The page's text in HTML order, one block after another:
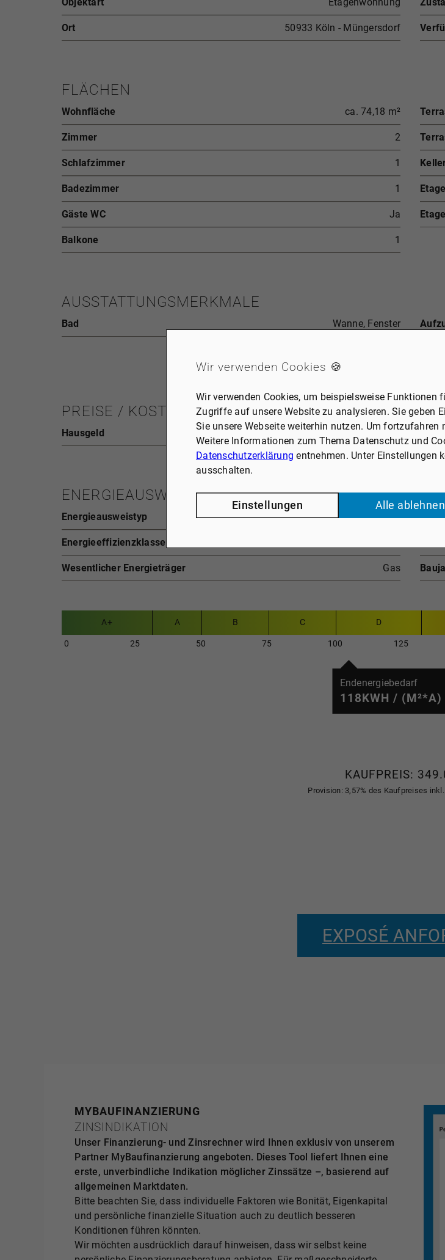
Ort 50933 Köln - Müngersdorf
FLÄCHEN
Wohnfläche ca. 74,18 m²
Zimmer 2
Schlafzimmer 1
Badezimmer 1
Gäste WC Ja
Balkone 1
Etage
AUSSTATTUNGSMERKMALE
Bad Wanne, Fenster
PREISE / KOSTEN
Hausgeld 435 €
ENERGIEAUSWEIS (GEG)
Energieausweistyp Bedarfsausweis
Energieeffizienzklasse
Wesentlicher Energieträger Gas
A+ A B C D
0 25 50 75 100 125
Endenergiebedarf
118KWH / (M²*A)
KAUFPREIS:
Provision: 3,57% des Kaufpreises
EXPOSÉ
MYBAUFINANZIERUNG
ZINSINDIKATION
Unser Finanzierung- und Zinsrechner wird Ihnen exklusiv von unserem
Partner MyBaufinanzierung angeboten. Dieses Tool liefert Ihnen eine
erste, unverbindliche Indikation möglicher Zinssätze –, basierend auf
allgemeinen Marktdaten.
Bitte beachten Sie, dass individuelle Faktoren wie Bonität, Eigenkapital
und persönliche finanzielle Situation auch zu deutlich besseren
Konditionen führen könnten.
Wir möchten ausdrücklich darauf hinweisen, dass wir selbst keine
Wir verwenden Cookies 🍪
Wir verwenden Cookies, um beispielsweise Funktionen
Zugriffe auf unsere Website zu analysieren. Sie geben
Sie unsere Webseite weiterhin nutzen. Um fortzufahren
Weitere Informationen zum Thema Datenschutz und
Datenschutzerklärung entnehmen. Unter Einstellungen
ausschalten.
Einstellungen Alle ablehnen